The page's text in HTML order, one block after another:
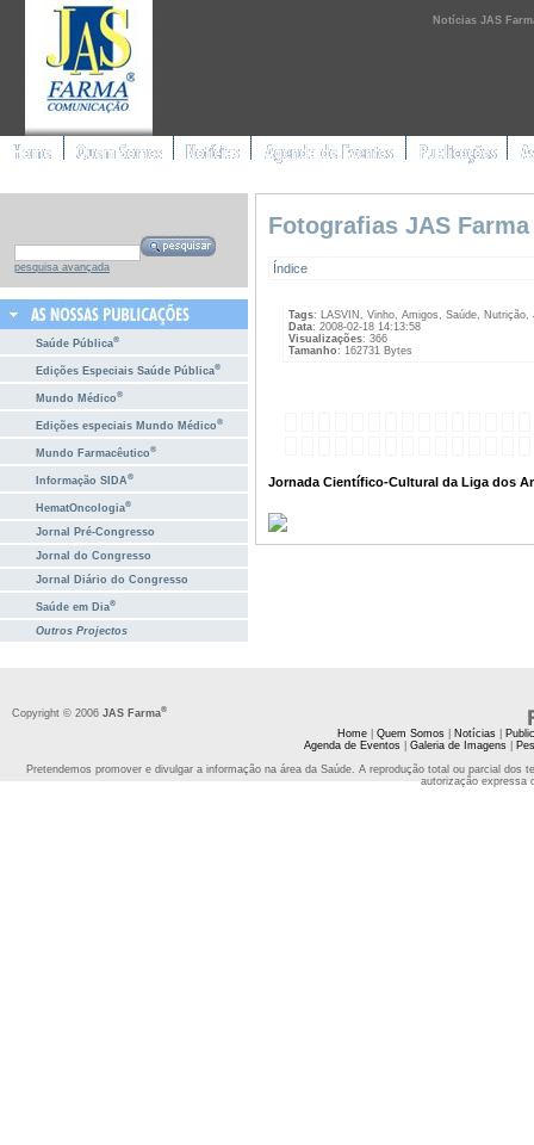
Notícias JAS
pesquisa avançada
Saúde Pública®
Edições Especiais Saúde Pública®
Mundo Médico®
Edições especiais Mundo Médico®
Mundo Farmacêutico®
Informação SIDA®
HematOncologia®
Jornal Pré-Congresso
Jornal do Congresso
Jornal Diário do Congresso
Saúde em Dia®
Outros Projectos
Fotografias JAS
Índice
Tags: LASVIN, Vinho, Amigos, Saúde,
Data: 2008-02-18 14:13:58
Visualizações: 366
Tamanho: 162731 Bytes
Jornada Científico-Cultural da Liga dos
Copyright © 2006 JAS Farma®
Home| Quem Somos| Notícias|
Agenda de Eventos| Galeria de Imagens|
Pretendemos promover e divulgar a informação na área da Saúde. A reprodução total ou parcial
autorização expressa